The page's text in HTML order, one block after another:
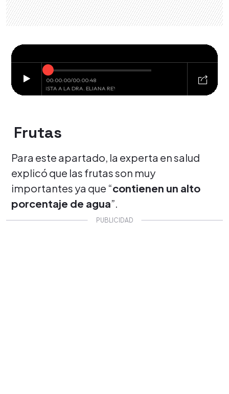
Frutas
Para este apartado, la experta en salud
explicó que las frutas son muy
importantes ya que “contienen un alto
porcentaje de agua”.